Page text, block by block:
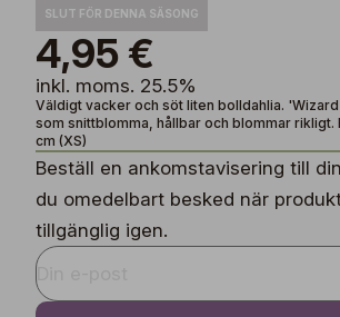
SLUT FÖR DENNA SÄSONG
4,95 €
inkl. moms. 25.5%
Väldigt vacker och söt liten bolldahlia.
som snittblomma, hållbar och blommar rikligt.
cm (XS)
Beställ en ankomstavisering till
du omedelbart besked när
tillgänglig igen.